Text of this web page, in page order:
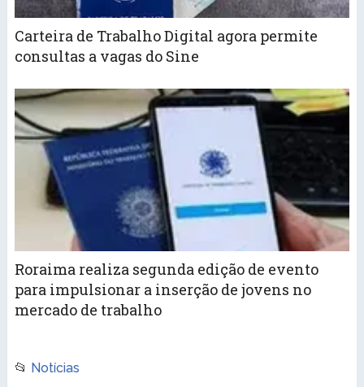
Carteira de Trabalho Digital agora permite
consultas a vagas do Sine
Roraima realiza segunda edição de evento
para impulsionar a inserção de jovens no
mercado de trabalho
📂 Notícias